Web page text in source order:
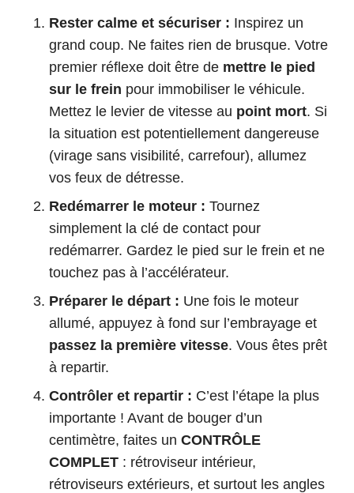
Rester calme et sécuriser : Inspirez un
grand coup. Ne faites rien de brusque. Votre
premier réflexe doit être de mettre le pied
sur le frein pour immobiliser le véhicule.
Mettez le levier de vitesse au point mort. Si
la situation est potentiellement dangereuse
(virage sans visibilité, carrefour), allumez
vos feux de détresse.
Redémarrer le moteur : Tournez
simplement la clé de contact pour
redémarrer. Gardez le pied sur le frein et ne
touchez pas à l’accélérateur.
Préparer le départ : Une fois le moteur
allumé, appuyez à fond sur l’embrayage et
passez la première vitesse. Vous êtes prêt
à repartir.
Contrôler et repartir : C’est l’étape la plus
importante ! Avant de bouger d’un
centimètre, faites un CONTRÔLE
COMPLET : rétroviseur intérieur,
rétroviseurs extérieurs, et surtout les angles